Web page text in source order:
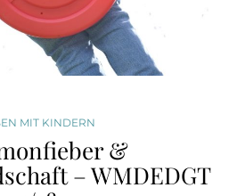
MIT KINDERN
&
– WMDEDGT